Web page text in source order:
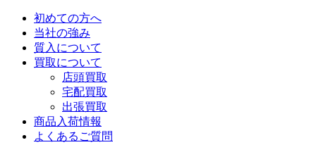
初めての方へ
当社の強み
質入について
買取について
店頭買取
宅配買取
出張買取
商品入荷情報
よくあるご質問